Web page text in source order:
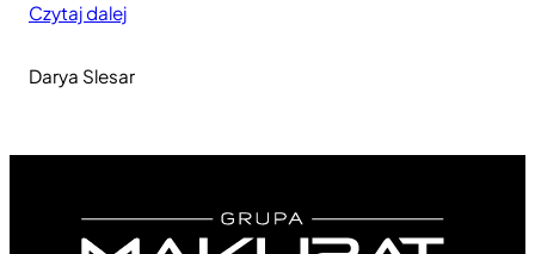
Czytaj dalej
Darya Slesar